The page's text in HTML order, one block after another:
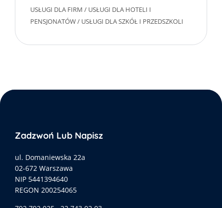
USŁUGI DLA FIRM / USŁUGI DLA HOTELI I
PENSJONATÓW/ USŁUGI DLA SZKÓŁ I PRZEDSZKOLI
Zadzwoń Lub Napisz
ul. Domaniewska 22a
02-672 Warszawa
NIP 5441394640
REGON 200254065